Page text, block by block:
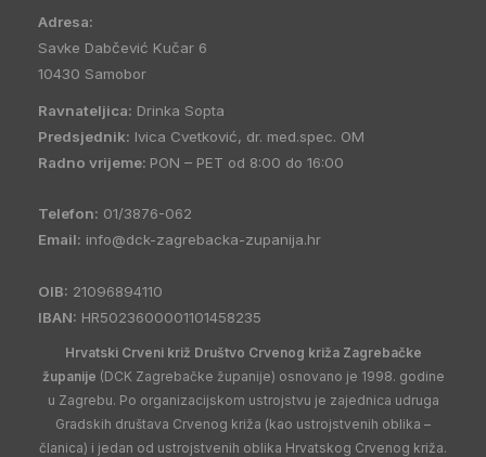
Adresa:
Savke Dabčević Kučar 6
10430 Samobor
Ravnateljica: Drinka Sopta
Predsjednik: Ivica Cvetković, dr. med.spec. OM
Radno vrijeme: PON – PET od 8:00 do 16:00
Telefon: 01/3876-062
Email: info@dck-zagrebacka-zupanija.hr
OIB: 21096894110
IBAN: HR5023600001101458235
Hrvatski Crveni križ Društvo Crvenog križa Zagrebačke
županije (DCK Zagrebačke županije) osnovano je 1998. godine
u Zagrebu. Po organizacijskom ustrojstvu je zajednica udruga
Gradskih društava Crvenog križa (kao ustrojstvenih oblika –
članica) i jedan od ustrojstvenih oblika Hrvatskog Crvenog križa.